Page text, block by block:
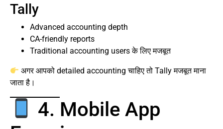
Tally
Advanced accounting depth
CA-friendly reports
Traditional accounting users के लिए मजबूत
अगर आपको detailed accounting चाहिए तो Tally मजबूत माना
जाता है।
4. Mobile App